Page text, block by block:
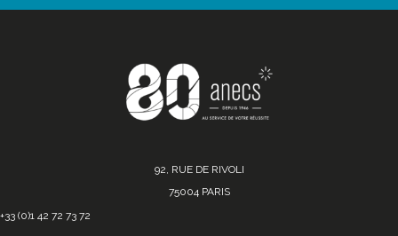
92, RUE DE RIVOLI
75004 PARIS
+33 (0)1 42 72 73 72